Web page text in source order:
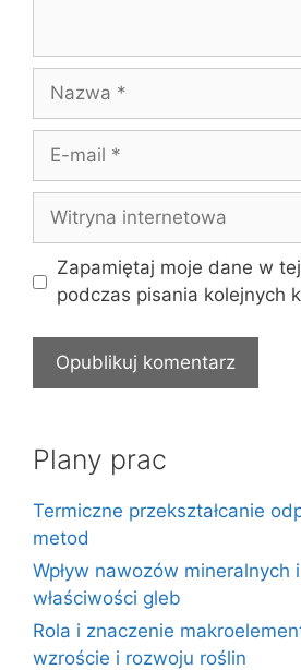
Nazwa
Witryna
internetowa
Zapamiętaj moje dane w
podczas pisania kolejnych
Plany prac
Termiczne przekształcanie
metod
Wpływ nawozów mineralnych
właściwości gleb
Rola i znaczenie
wzroście i rozwoju roślin